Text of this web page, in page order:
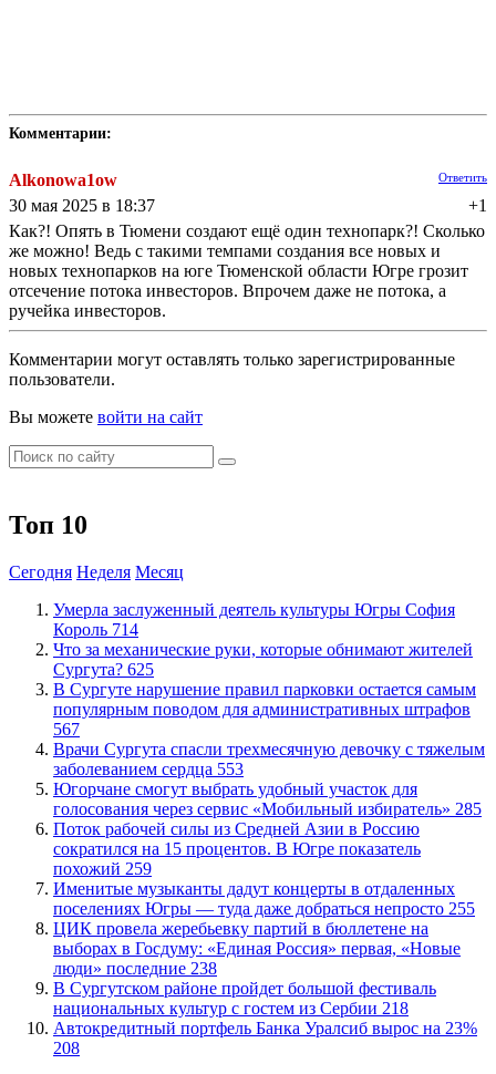
Комментарии:
Alkonowa1ow Ответить
+1
30 мая 2025 в 18:37
Как?! Опять в Тюмени создают ещё один технопарк?! Сколько
же можно! Ведь с такими темпами создания все новых и
новых технопарков на юге Тюменской области Югре грозит
отсечение потока инвесторов. Впрочем даже не потока, а
ручейка инвесторов.
Комментарии могут оставлять только зарегистрированные
пользователи.
Вы можете войти на сайт
Топ 10
Сегодня Неделя Месяц
​Умерла заслуженный деятель культуры Югры София
Король 714
​Что за механические руки, которые обнимают жителей
Сургута? 625
В Сургуте нарушение правил парковки остается самым
популярным поводом для административных штрафов
567
​Врачи Сургута спасли трехмесячную девочку с тяжелым
заболеванием сердца 553
Югорчане смогут выбрать удобный участок для
голосования через сервис «Мобильный избиратель» 285
Поток рабочей силы из Средней Азии в Россию
сократился на 15 процентов. В Югре показатель
похожий 259
Именитые музыканты дадут концерты в отдаленных
поселениях Югры — туда даже добраться непросто 255
ЦИК провела жеребьевку партий в бюллетене на
выборах в Госдуму: «Единая Россия» первая, «Новые
люди» последние 238
В Сургутском районе пройдет большой фестиваль
национальных культур с гостем из Сербии 218
​Автокредитный портфель Банка Уралсиб вырос на 23%
208